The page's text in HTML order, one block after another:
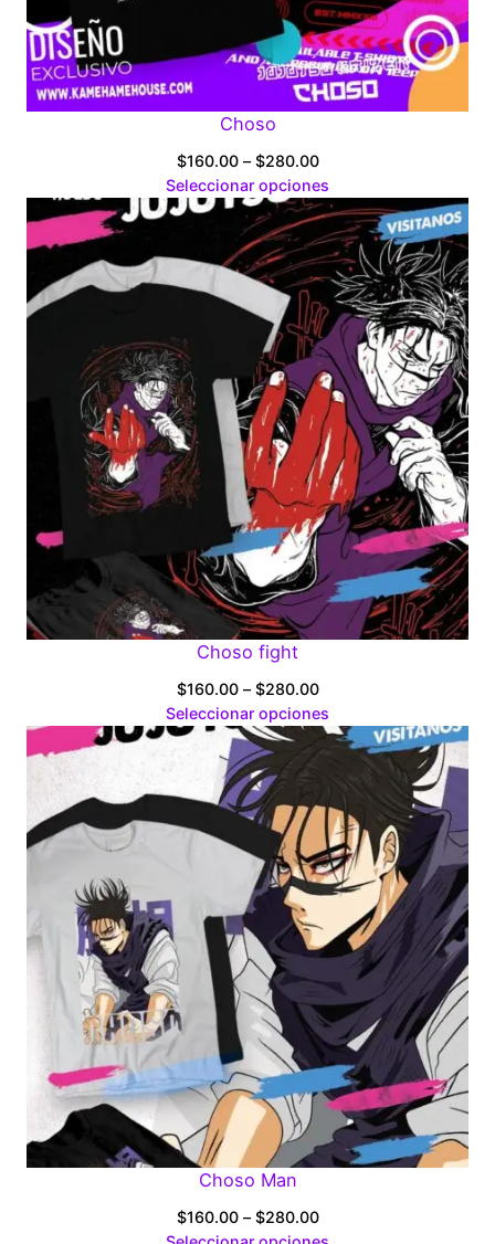
Choso
$160.00 – $280.00Price
range:
$160.00
through
$280.00
Seleccionar opciones
Choso fight
$160.00 – $280.00Price
range:
$160.00
through
$280.00
Seleccionar opciones
Choso Man
$160.00 – $280.00Price
range: